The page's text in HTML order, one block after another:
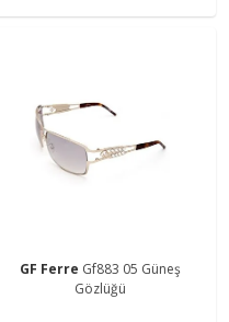
GF Ferre Gf883 05 Güneş
Gözlüğü